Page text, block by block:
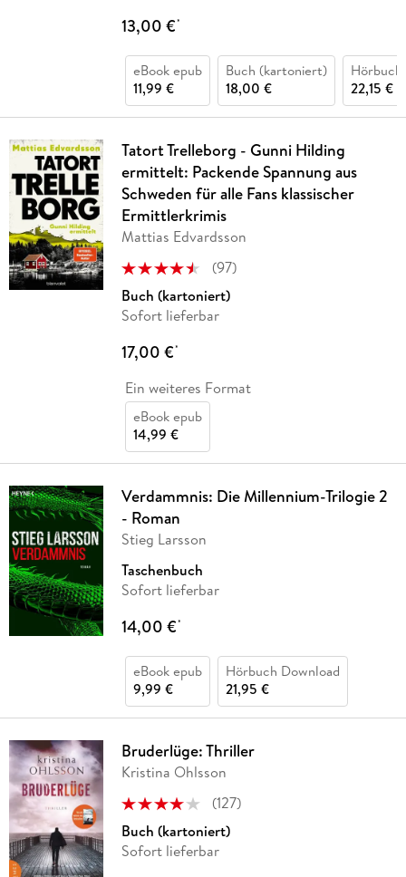
13,00 €*
eBook epub
11,99 €
Buch (kartoniert)
18,00 €
Hörbuch
22,15 €
Tatort Trelleborg - Gunni Hilding
ermittelt: Packende Spannung aus
Schweden für alle Fans klassischer
Ermittlerkrimis
Mattias Edvardsson
(97)
Buch (kartoniert)
Sofort lieferbar
17,00 €*
Ein weiteres Format
eBook epub
14,99 €
Verdammnis: Die Millennium-Trilogie 2
- Roman
Stieg Larsson
Taschenbuch
Sofort lieferbar
14,00 €*
eBook epub
9,99 €
Hörbuch Download
21,95 €
Bruderlüge: Thriller
Kristina Ohlsson
(127)
Buch (kartoniert)
Sofort lieferbar